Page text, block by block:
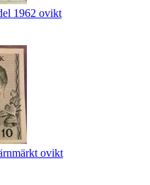
1962 ovikt
ovikt